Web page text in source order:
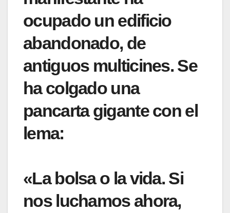
ocupado un edificio
abandonado, de
antiguos multicines. Se
ha colgado una
pancarta gigante con el
lema:
«La bolsa o la vida. Si
nos luchamos ahora,